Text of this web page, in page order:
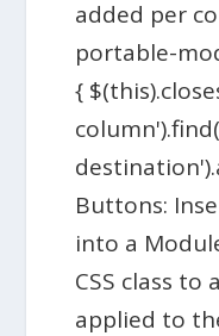
added per
portable-
{
Buttons:
into a
CSS class
applied to